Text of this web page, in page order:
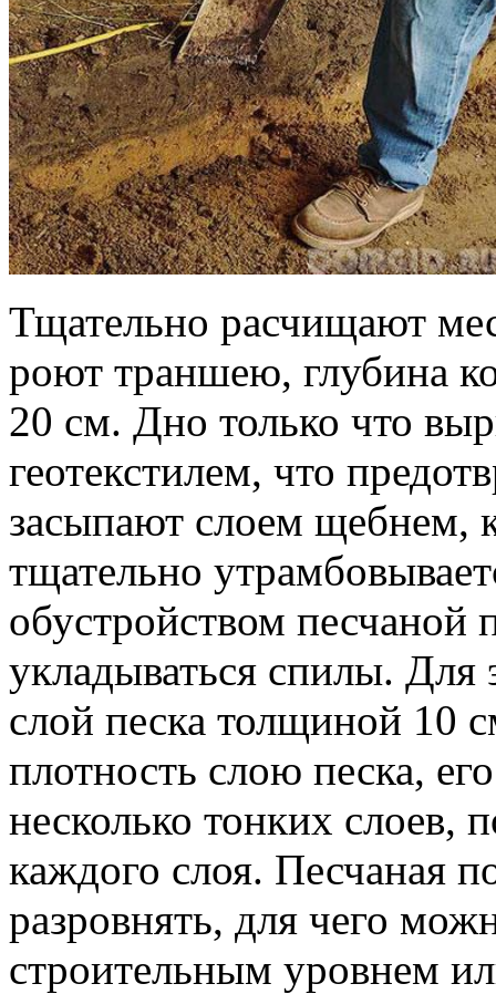
Тщательно расчищают
роют траншею, глубина
20 см. Дно только что
геотекстилем, что
засыпают слоем щебнем,
тщательно
обустройством
укладываться спилы. Для
слой песка толщиной 10
плотность слою песка,
несколько тонких слоев,
каждого слоя. Песчаная
разровнять, для чего
строительным уровнем